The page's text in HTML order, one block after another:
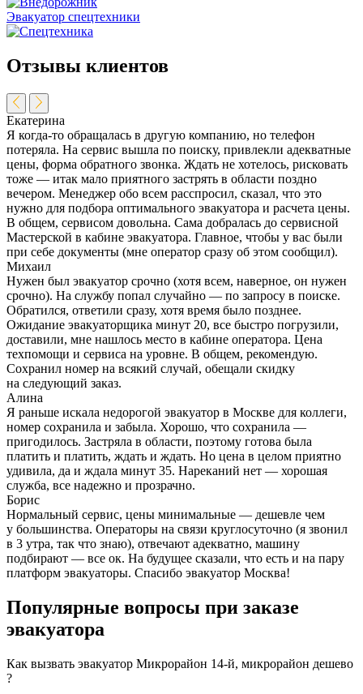
Эвакуатор спецтехники
Отзывы клиентов
Екатерина
Я когда-то обращалась в другую компанию, но телефон
потеряла. На сервис вышла по поиску, привлекли адекватные
цены, форма обратного звонка. Ждать не хотелось, рисковать
тоже — итак мало приятного застрять в области поздно
вечером. Менеджер обо всем расспросил, сказал, что это
нужно для подбора оптимального эвакуатора и расчета цены.
В общем, сервисом довольна. Сама добралась до сервисной
Мастерской в кабине эвакуатора. Главное, чтобы у вас были
при себе документы (мне оператор сразу об этом сообщил).
Михаил
Нужен был эвакуатор срочно (хотя всем, наверное, он нужен
срочно). На службу попал случайно — по запросу в поиске.
Обратился, ответили сразу, хотя время было позднее.
Ожидание эвакуаторщика минут 20, все быстро погрузили,
доставили, мне нашлось место в кабине оператора. Цена
техпомощи и сервиса на уровне. В общем, рекомендую.
Сохранил номер на всякий случай, обещали скидку
на следующий заказ.
Алина
Я раньше искала недорогой эвакуатор в Москве для коллеги,
номер сохранила и забыла. Хорошо, что сохранила —
пригодилось. Застряла в области, поэтому готова была
платить и платить, ждать и ждать. Но цена в целом приятно
удивила, да и ждала минут 35. Нареканий нет — хорошая
служба, все надежно и прозрачно.
Борис
Нормальный сервис, цены минимальные — дешевле чем
у большинства. Операторы на связи круглосуточно (я звонил
в 3 утра, так что знаю), отвечают адекватно, машину
подбирают — все ок. На будущее сказали, что есть и на пару
платформ эвакуаторы. Спасибо эвакуатор Москва!
Популярные вопросы при заказе
эвакуатора
Как вызвать эвакуатор Микрорайон 14-й, микрорайон дешево
?